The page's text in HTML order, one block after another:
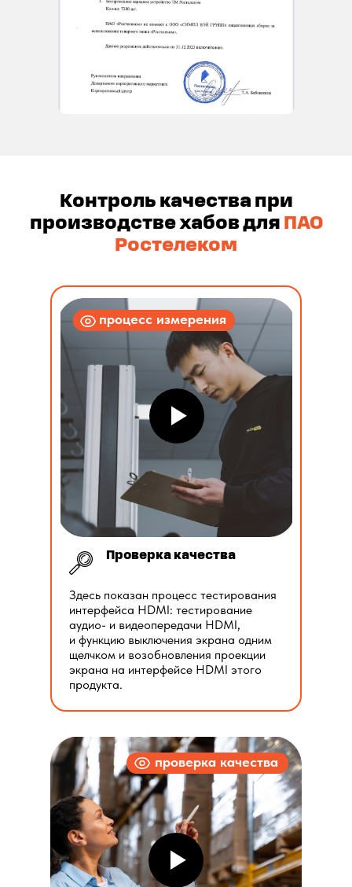
Контроль качества при
производстве хабов для ПАО
Ростелеком
проверка качества
Проверка качества
Здесь показан процесс тестирования
интерфейса HDMI: тестирование
аудио- и видеопередачи HDMI,
и функцию выключения экрана одним
щелчком и возобновления проекции
экрана на интерфейсе HDMI этого
продукта.
процесс измерения